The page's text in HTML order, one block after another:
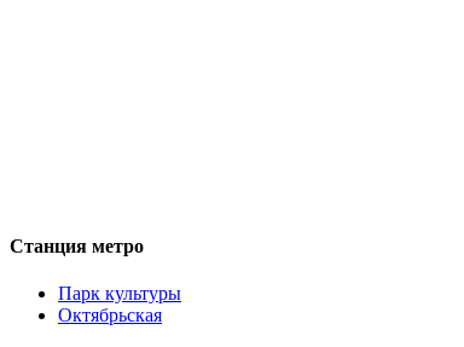
Станция метро
Парк культуры
Октябрьская